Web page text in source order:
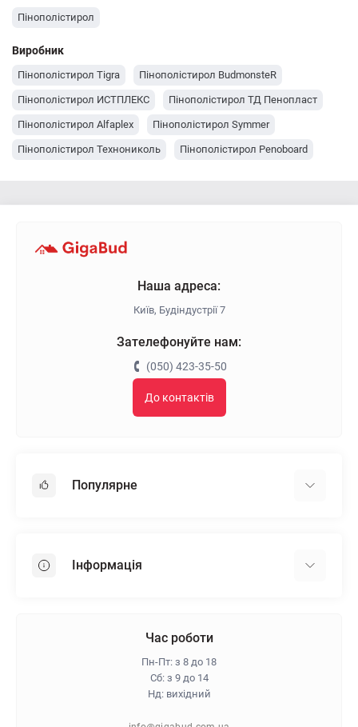
Пінополістирол
Виробник
Пінополістирол Tigra Пінополістирол BudmonsteR
Пінополістирол ИСТПЛЕКС Пінополістирол ТД Пенопласт
Пінополістирол Alfaplex Пінополістирол Symmer
Пінополістирол Технониколь Пінополістирол Penoboard
Наша адреса:
Київ, Будіндустрії 7
Зателефонуйте нам:
(050) 423-35-50
До контактів
Популярне
Пінопласт
Інформація
Гарантія та повернення
Політика конфіденційності
Час роботи
Пн-Пт: з 8 до 18
Сб: з 9 до 14
Нд: вихідний